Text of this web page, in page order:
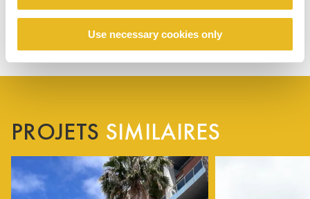
Use necessary cookies only
PROJETS SIMILAIRES